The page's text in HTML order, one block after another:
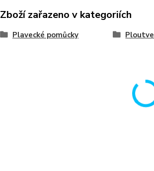
Zboží zařazeno v kategoriích
Plavecké pomůcky Ploutve